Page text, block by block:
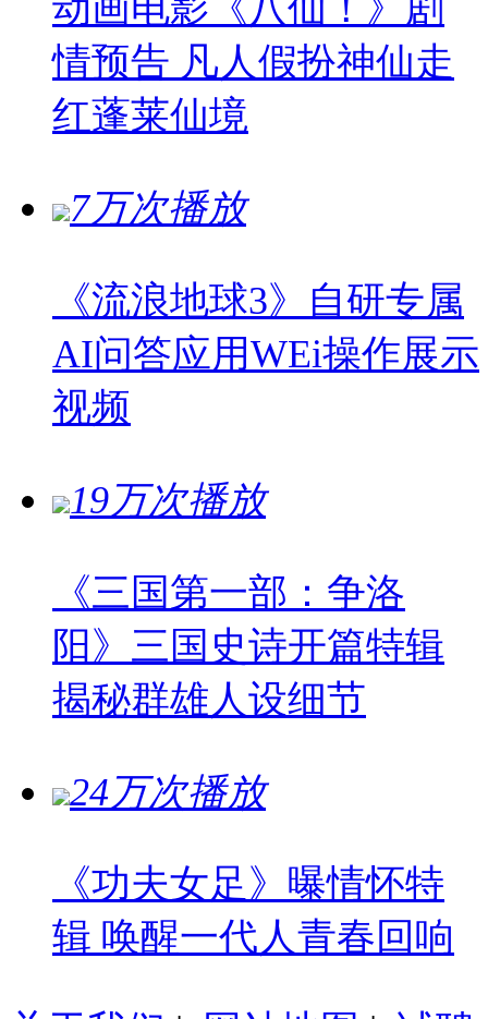
动画电影《八仙！》剧
情预告 凡人假扮神仙走
红蓬莱仙境
7万次播放
《流浪地球3》自研专属
AI问答应用WEi操作展示
视频
19万次播放
《三国第一部：争洛
阳》三国史诗开篇特辑
揭秘群雄人设细节
24万次播放
《功夫女足》曝情怀特
辑 唤醒一代人青春回响